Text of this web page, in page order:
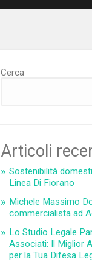
Cerca
Articoli
Sostenibilità
Linea Di Fiorano
Michele Massimo
commercialista ad
Lo Studio Legale
Associati: Il Miglior
per la Tua Difesa